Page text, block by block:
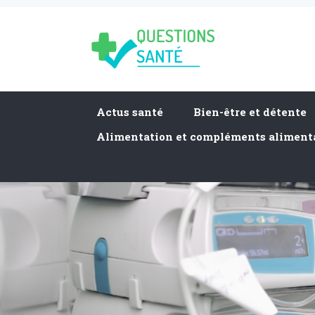
Actus santé
Bien-être et détente
Alimentation et compléments